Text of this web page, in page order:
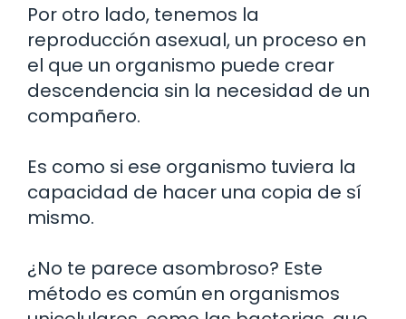
Por otro lado, tenemos la
reproducción asexual, un proceso en
el que un organismo puede crear
descendencia sin la necesidad de un
compañero.
Es como si ese organismo tuviera la
capacidad de hacer una copia de sí
mismo.
¿No te parece asombroso? Este
método es común en organismos